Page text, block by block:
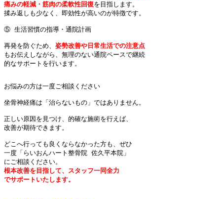
痛みの軽減・筋肉の柔軟性回復を目指します。
揉み返しも少なく、即効性が高いのが特徴です。
⑤ 生活習慣の指導・通院計画
再発を防ぐため、 姿勢改善や日常生活での注意点
もお伝えしながら、無理のない通院ペースで継続
的なサポートを行います。
お悩みの方は一度ご相談ください
坐骨神経痛は「治らないもの」ではありません。
正しい原因を見つけ、的確な施術を行えば、
改善が期待できます。
どこへ行っても良くならなかった方も、ぜひ
一度「らいおんハート整骨院 佐久平本院」
根本改善を目指して、スタッフ一同全力
でサポートいたします。